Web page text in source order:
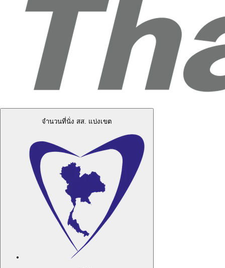
จำนวนที่นั่ง สส. แบ่งเขต